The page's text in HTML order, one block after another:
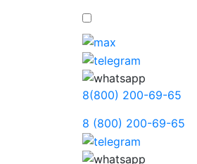
8(800) 200-69-65
8 (800) 200-69-65